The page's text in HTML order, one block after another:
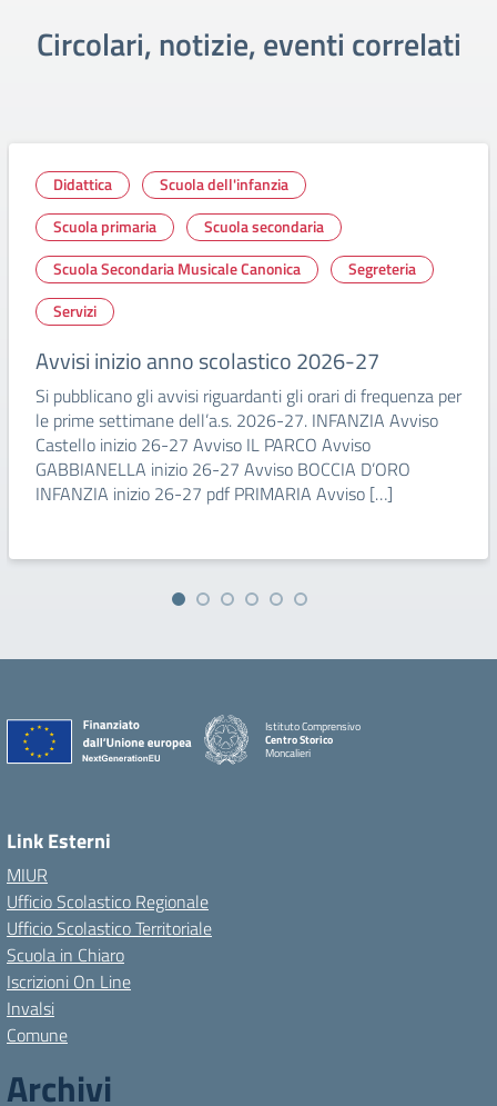
Circolari, notizie, eventi correlati
Didattica
Scuola dell'infanzia
Scuola primaria
Scuola secondaria
Scuola Secondaria Musicale Canonica
Segreteria
Servizi
Avvisi inizio anno scolastico 2026-27
Si pubblicano gli avvisi riguardanti gli orari di frequenza per
le prime settimane dell’a.s. 2026-27. INFANZIA Avviso
Castello inizio 26-27 Avviso IL PARCO Avviso
GABBIANELLA inizio 26-27 Avviso BOCCIA D’ORO
INFANZIA inizio 26-27 pdf PRIMARIA Avviso […]
Istituto Comprensivo
Centro Storico
Moncalieri
Link Esterni
MIUR
Ufficio Scolastico Regionale
Ufficio Scolastico Territoriale
Scuola in Chiaro
Iscrizioni On Line
Invalsi
Comune
Archivi